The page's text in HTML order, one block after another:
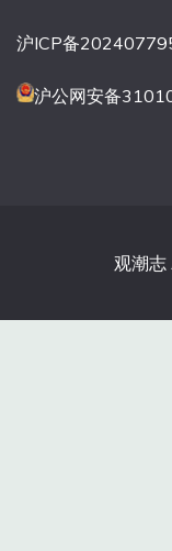
沪ICP备
沪公网安备
观潮志